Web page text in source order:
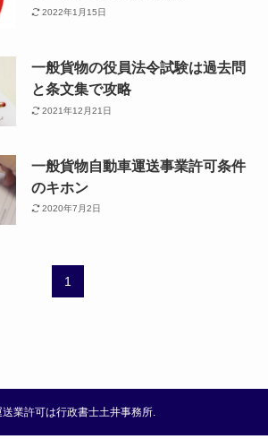
2022年1月15日
一般貨物の役員法令試験は過去問
と条文集で攻略
2021年12月21日
一般貨物自動車運送事業許可条件
のキホン
2020年7月2日
1
業許可は行政書士土井事務所.